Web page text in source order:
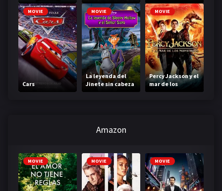
MOVIE
Cars
MOVIE
La leyenda del
Jinete sin cabeza
MOVIE
Percy Jackson y el
mar de los
monstruos
Amazon
MOVIE MOVIE MOVIE